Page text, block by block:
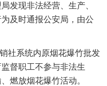
发现非法经营、生产、
及时通报公安局，由公
系统内原烟花爆竹批发
督职工不参与非法生
燃放烟花爆竹活动。